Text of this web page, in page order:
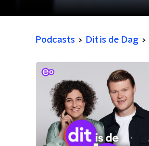
Podcasts Dit is de Dag